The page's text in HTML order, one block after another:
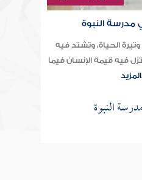
مدرسة النبوة
الحياة، وتشتد فيه
فيه قيمة الإنسان فيما
المزيد
النبوة